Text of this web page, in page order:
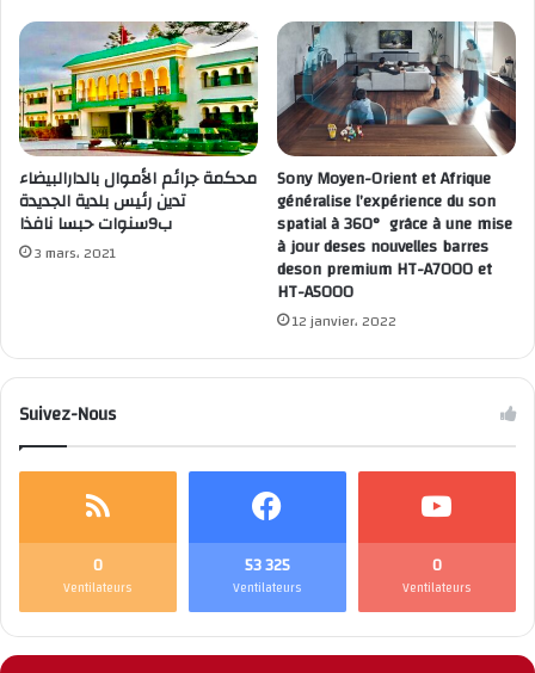
محكمة جرائم الأموال بالدارالبيضاء
تدين رئيس بلدية الجديدة
ب9سنوات حبسا نافذا
3 mars، 2021
Sony Moyen-Orient et Afrique
généralise l’expérience du son
spatial à 360° grâce à une mise
à jour deses nouvelles barres
deson premium HT-A7000 et
HT-A5000
12 janvier، 2022
Suivez-Nous
0
Ventilateurs
53 325
Ventilateurs
0
Ventilateurs